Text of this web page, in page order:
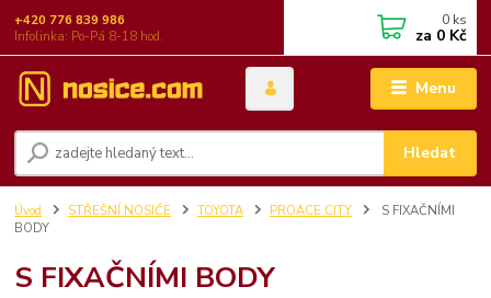
Menu
Hledat
+420 776 839 986
Infolinka: Po-Pá 8-18 hod.
0 ks
za 0 Kč
Úvod STŘEŠNÍ NOSIČE TOYOTA PROACE CITY
S FIXAČNÍMI
BODY
S FIXAČNÍMI BODY